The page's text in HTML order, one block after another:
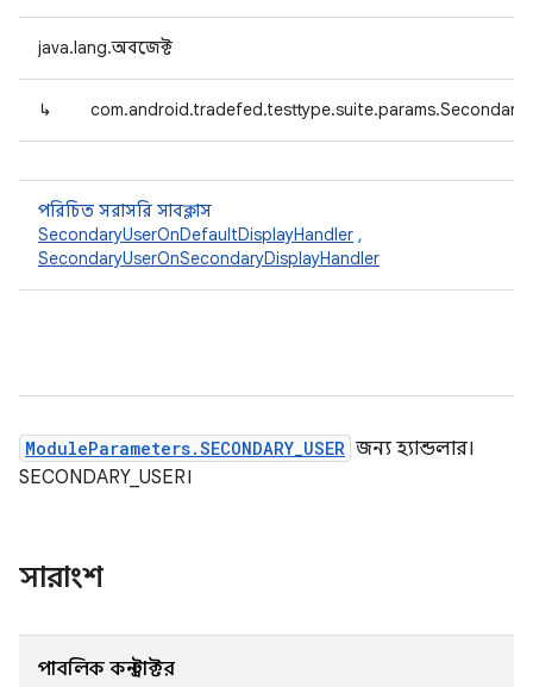
java.lang.অবজেক্ট
↳
পরিচিত সরাসরি সাবক্লাস
SecondaryUserOnDefaultDisplayHandler ,
SecondaryUserOnSecondaryDisplayHandler
ModuleParameters.SECONDARY_USER জন্য হ্যান্ডলার।
SECONDARY_USER।
সারাংশ
পাবলিক কনস্ট্রাক্টর